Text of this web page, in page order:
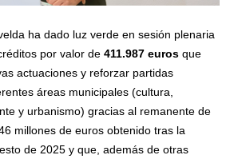
ha dado luz verde en sesión plenaria
por valor de411.987 euros que
actuaciones y reforzar partidas
áreas municipales (cultura,
y urbanismo) gracias al remanente de
millones de euros obtenido tras la
de 2025 y que, además de otras